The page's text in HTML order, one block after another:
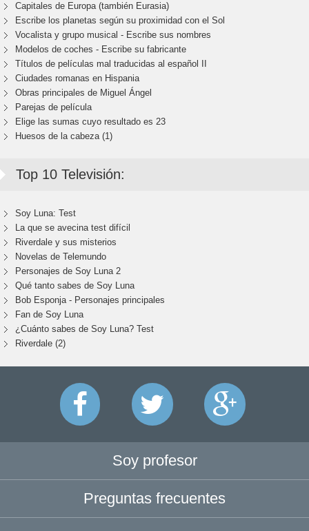
Capitales de Europa (también Eurasia)
Escribe los planetas según su proximidad con el Sol
Vocalista y grupo musical - Escribe sus nombres
Modelos de coches - Escribe su fabricante
Títulos de películas mal traducidas al español II
Ciudades romanas en Hispania
Obras principales de Miguel Ángel
Parejas de película
Elige las sumas cuyo resultado es 23
Huesos de la cabeza (1)
Top 10 Televisión:
Soy Luna: Test
La que se avecina test difícil
Riverdale y sus misterios
Novelas de Telemundo
Personajes de Soy Luna 2
Qué tanto sabes de Soy Luna
Bob Esponja - Personajes principales
Fan de Soy Luna
¿Cuánto sabes de Soy Luna? Test
Riverdale (2)
Soy profesor
Preguntas frecuentes